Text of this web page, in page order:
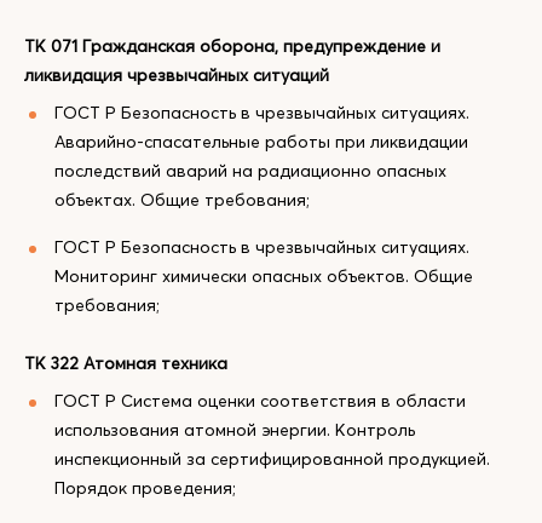
ТК 071 Гражданская оборона, предупреждение и
ликвидация чрезвычайных ситуаций
ГОСТ Р Безопасность в чрезвычайных ситуациях.
Аварийно-спасательные работы при ликвидации
последствий аварий на радиационно опасных
объектах. Общие требования;
ГОСТ Р Безопасность в чрезвычайных ситуациях.
Мониторинг химически опасных объектов. Общие
требования;
ТК 322 Атомная техника
ГОСТ Р Система оценки соответствия в области
использования атомной энергии. Контроль
инспекционный за сертифицированной продукцией.
Порядок проведения;